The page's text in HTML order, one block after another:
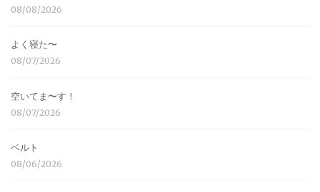
08/08/2026
よく寝た〜
08/07/2026
空いてま〜す！
08/07/2026
ベルト
08/06/2026